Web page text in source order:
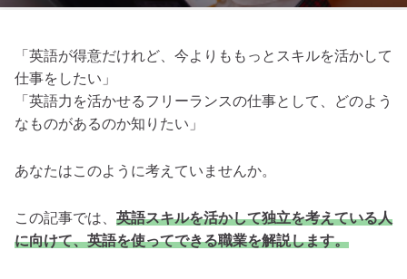
「英語が得意だけれど、今よりももっとスキルを活かして
仕事をしたい」
「英語力を活かせるフリーランスの仕事として、どのよう
なものがあるのか知りたい」
あなたはこのように考えていませんか。
この記事では、 英語スキルを活かして独立を考えている人
に向けて、英語を使ってできる職業を解説します。